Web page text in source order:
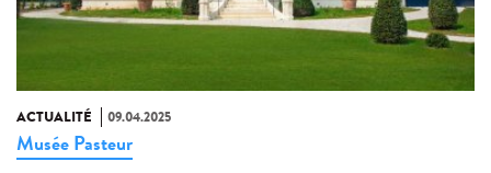
ACTUALITÉ 09.04.2025
Musée Pasteur